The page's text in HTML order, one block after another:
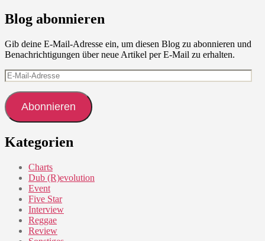
Blog abonnieren
Gib deine E-Mail-Adresse ein, um diesen Blog zu abonnieren und
Benachrichtigungen über neue Artikel per E-Mail zu erhalten.
E-
Mail-
Adresse
Abonnieren
Kategorien
Charts
Dub (R)evolution
Event
Five Star
Interview
Reggae
Review